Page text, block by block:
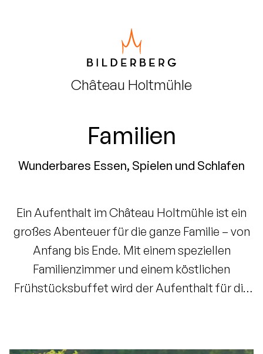
Château Holtmühle
Familien
Wunderbares Essen, Spielen und Schlafen
Ein Aufenthalt im Château Holtmühle ist ein
großes Abenteuer für die ganze Familie – von
Anfang bis Ende. Mit einem speziellen
Familienzimmer und einem köstlichen
Frühstücksbuffet wird der Aufenthalt für die